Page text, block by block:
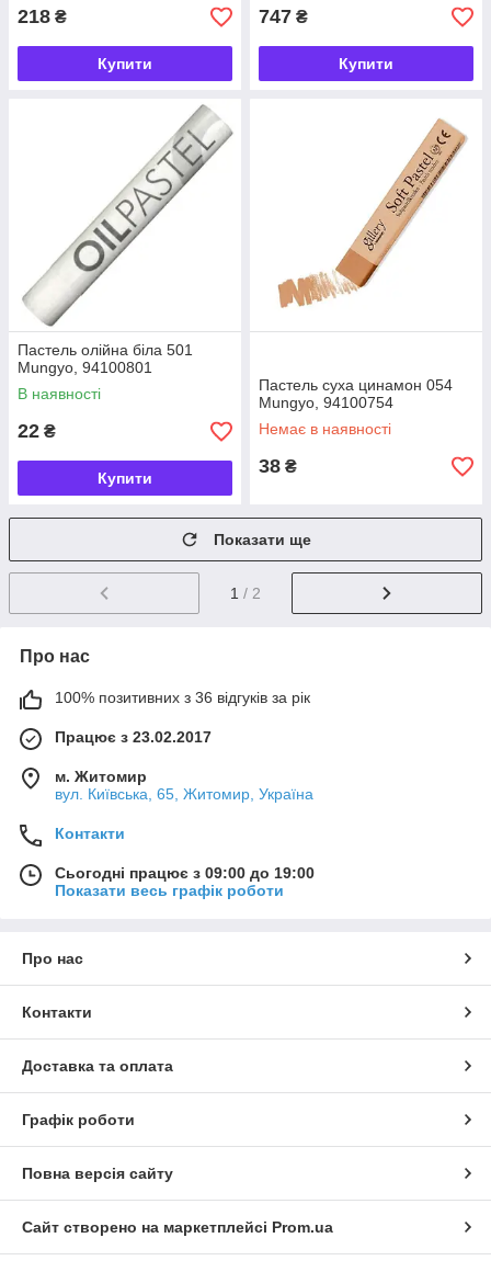
218 ₴
Купити
747 ₴
Купити
Пастель олійна біла 501
Mungyo, 94100801
В наявності
22 ₴
Купити
Пастель суха цинамон 054
Mungyo, 94100754
Немає в наявності
38 ₴
Показати ще
1 / 2
Про нас
100% позитивних з 36 відгуків за рік
Працює з 23.02.2017
м. Житомир
вул. Київська, 65, Житомир, Україна
Контакти
Сьогодні працює з 09:00 до 19:00
Показати весь графік роботи
Про нас
Контакти
Доставка та оплата
Графік роботи
Повна версія сайту
Сайт створено на маркетплейсі Prom.ua